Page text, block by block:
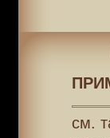
см.